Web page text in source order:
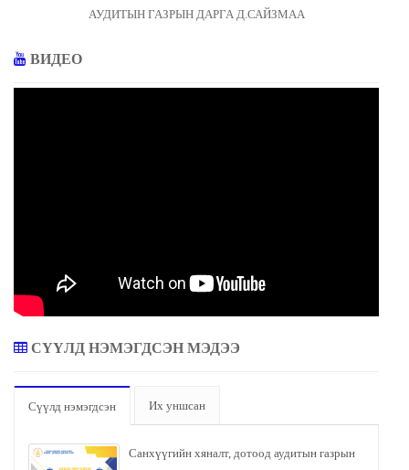
АУДИТЫН ГАЗРЫН ДАРГА Д.САЙЗМАА
ВИДЕО
СҮҮЛД НЭМЭГДСЭН МЭДЭЭ
Сүүлд нэмэгдсэн Их уншсан
Санхүүгийн хяналт, дотоод аудитын газрын